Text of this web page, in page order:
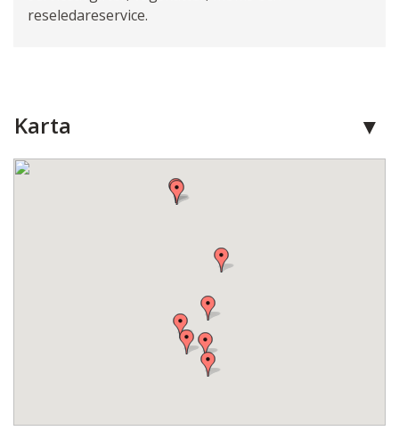
reseledareservice.
Karta